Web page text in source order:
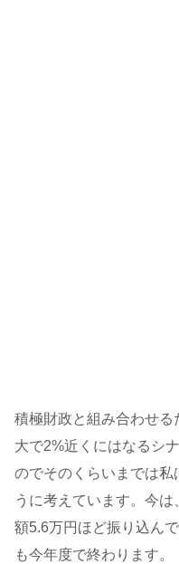
積極財政と組み合わせ
大で2%近くにはなるシ
のでそのくらいまでは私
うに考えています。今
額5.6万円ほど振り込ん
も今年度で終わります。